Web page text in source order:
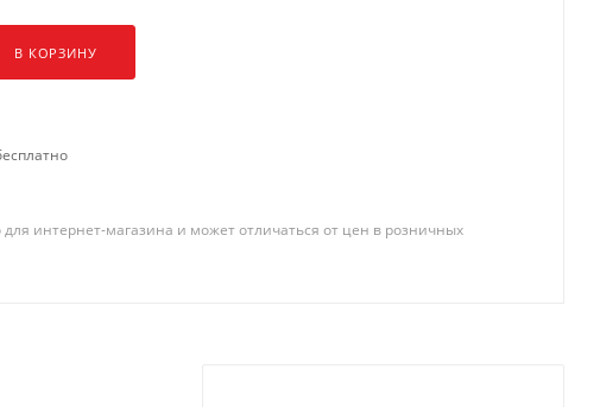
В КОРЗИНУ
интернет-магазина и может отличаться от цен в розничных